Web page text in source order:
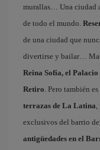
murallas… Una ciudad
de todo el mundo.
de una ciudad que
divertirse y bailar…
Reina Sofía, el
Retiro. Pero también
terrazas de La Latina,
exclusivos del barrio de
antigüedades en el